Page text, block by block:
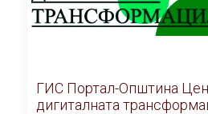
ГИС Портал-Општина
дигиталната